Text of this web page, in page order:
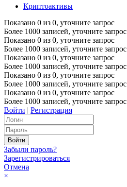
Криптоактивы
Показано 0 из 0, уточните запрос
Более 1000 записей, уточните запрос
Показано 0 из 0, уточните запрос
Более 1000 записей, уточните запрос
Показано 0 из 0, уточните запрос
Более 1000 записей, уточните запрос
Показано 0 из 0, уточните запрос
Более 1000 записей, уточните запрос
Показано 0 из 0, уточните запрос
Более 1000 записей, уточните запрос
Войти | Регистрация
Забыли пароль?
Зарегистрироваться
Отмена
×